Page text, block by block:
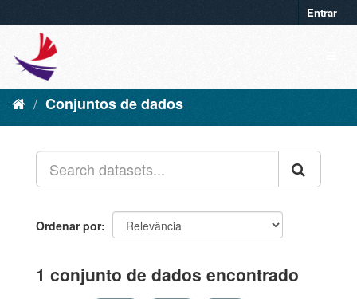
Entrar
Conjuntos de dados
Ordenar por
1 conjunto de dados encontrado